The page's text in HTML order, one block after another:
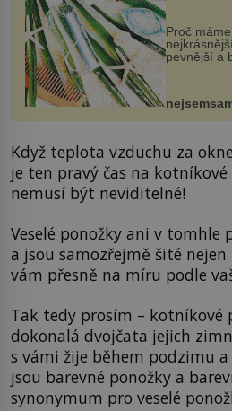
Proč
pevnější a
vlasy. ...
Když teplota vzduchu za
je ten pravý čas na
nemusí být neviditelné!
Veselé ponožky ani v tomhle
a jsou samozřejmě šité
vám přesně na míru podle
Tak tedy prosím – kotníkové
dokonalá dvojčata jejich
s vámi žije během podzimu
jsou barevné ponožky a
synonymum pro veselé